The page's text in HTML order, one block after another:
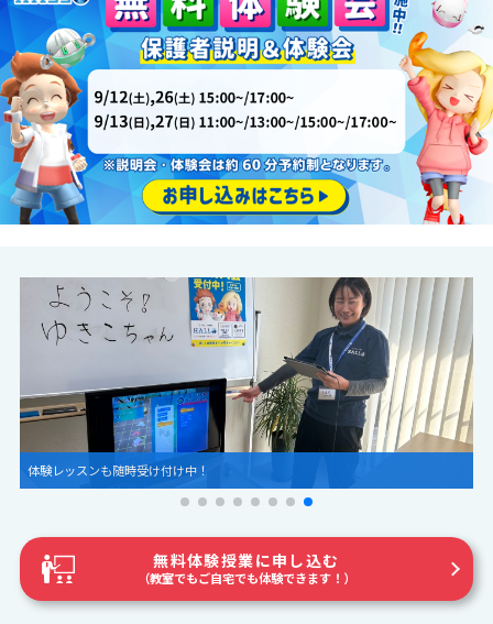
体験レッスンも随時受け付け中！
無料体験授業に申し込む
（教室でもご自宅でも体験できます！）